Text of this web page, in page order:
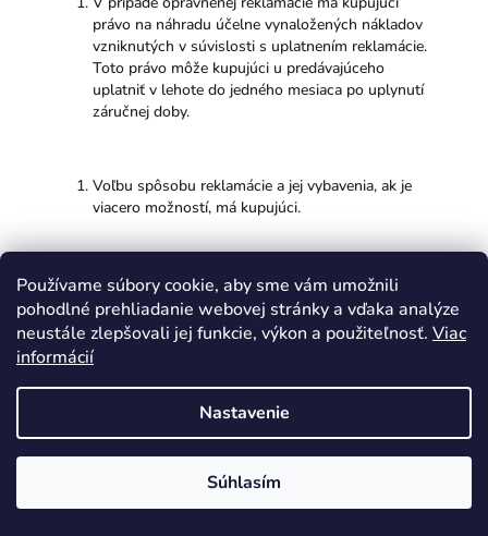
Používame súbory cookie, aby sme vám umožnili
pohodlné prehliadanie webovej stránky a vďaka analýze
neustále zlepšovali jej funkcie, výkon a použiteľnosť. Viac
informácií
Nastavenie
Súhlasím
právo na náhradu účelne vynaložených nákladov
vzniknutých v súvislosti s uplatnením reklamácie.
Toto právo môže kupujúci u predávajúceho
uplatniť v lehote do jedného mesiaca po uplynutí
záručnej doby.
Voľbu spôsobu reklamácie a jej vybavenia, ak je
viacero možností, má kupujúci.
Práva a povinnosti zmluvných strán ohľadom práv
z vadného plnenia sa riadia § 499 až 510, § 596 až
600 a § 619 až 627 zákona č. 40/1964 Zb.
Občianskeho zákonníka v znení neskorších
predpisov a zákonom č. 250/2007 Z. z., o ochrane
spotrebiteľa v znení neskorších predpisov.
zodpovednosťou predávajúceho za vady upravuje
reklamačný poriadok predávajúceho, pričom strany